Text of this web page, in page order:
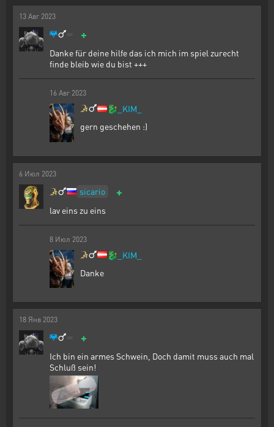
13 Авг 2023
+
Danke für deine hilfe das ich mich im spiel zurecht
finde bleib wie du bist +++
16 Авг 2023
🐉 _KIM_
gern geschehen :)
6 Июл 2023
sicario +
lav eins zu eins
8 Июл 2023
🐉 _KIM_
Danke
18 Янв 2023
+
Ich bin ein armes Schwein, Doch damit muss auch mal
Schluß sein!